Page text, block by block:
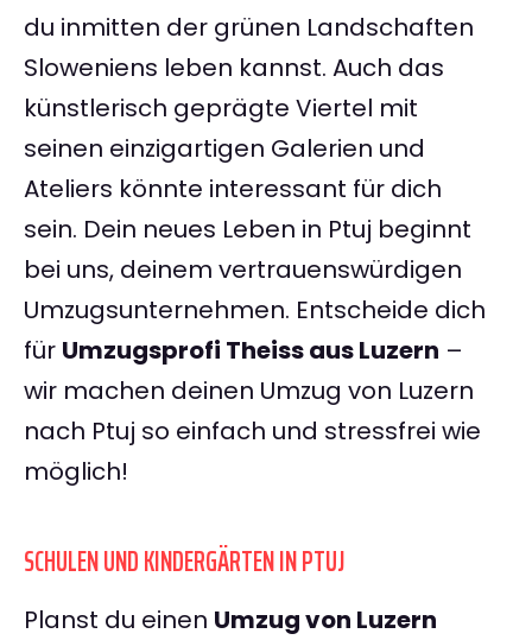
du inmitten der grünen Landschaften
Sloweniens leben kannst. Auch das
künstlerisch geprägte Viertel mit
seinen einzigartigen Galerien und
Ateliers könnte interessant für dich
sein. Dein neues Leben in Ptuj beginnt
bei uns, deinem vertrauenswürdigen
Umzugsunternehmen. Entscheide dich
für Umzugsprofi Theiss aus Luzern –
wir machen deinen Umzug von Luzern
nach Ptuj so einfach und stressfrei wie
möglich!
SCHULEN UND KINDERGÄRTEN IN PTUJ
Planst du einen Umzug von Luzern